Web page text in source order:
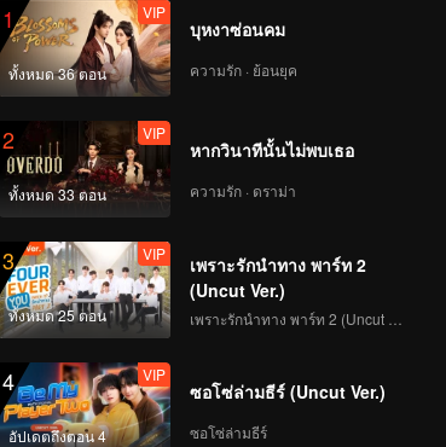
1
ทั้งหมด 36 ตอน
VIP
บุหงาซ่อนคม
ความรัก · ย้อนยุค
2
ทั้งหมด 33 ตอน
VIP
หากวินาทีนั้นไม่พบเธอ
ความรัก · ดราม่า
3
ทั้งหมด 25 ตอน
VIP
เพราะรักนำทาง พาร์ท 2
(Uncut Ver.)
4
อัปเดตถึงตอน 4
VIP
ซอโซ่ล่ามธีร์ (Uncut Ver.)
ซอโซ่ล่ามธีร์